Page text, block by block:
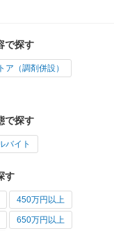
で探す
ア（調剤併設）
で探す
バイト
す
450万円以上
650万円以上